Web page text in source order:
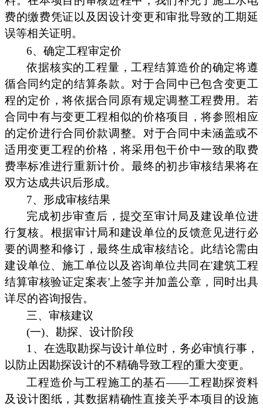
费的缴费凭证以及因设计变更和审批导致的工期延
误等相关证明。
6、确定工程审定价
依据核实的工程量，工程结算造价的确定将遵
循合同约定的结算条款。对于合同中已包含变更工
程的定价，将依据合同原有规定调整工程费用。若
合同中有与变更工程相似的价格项目，将参照相应
的定价进行合同价款调整。对于合同中未涵盖或不
适用变更工程的价格，将采用包干价中一致的取费
费率标准进行重新计价。最终的初步审核结果将在
双方达成共识后形成。
7、形成审核结果
完成初步审查后，提交至审计局及建设单位进
行复核。根据审计局和建设单位的反馈意见进行必
要的调整和修订，最终生成审核结论。此结论需由
建设单位、施工单位以及咨询单位共同在'建筑工程
结算审核验证定案表'上签字并加盖公章，同时出具
详尽的咨询报告。
三、审核建议
(一)、勘探、设计阶段
1、在选取勘探与设计单位时，务必审慎行事，
以防止因勘探设计的不精确导致工程的重大变更。
工程造价与工程施工的基石——工程勘探资料
及设计图纸，其数据精确性直接关乎本项目的设施